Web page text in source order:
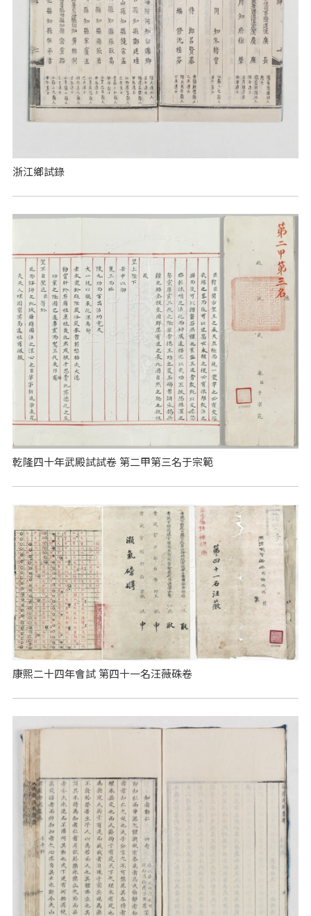
浙江鄉試錄
乾隆四十年武殿試試卷 第二甲第三名于宗範
康熙二十四年會試 第四十一名汪薇硃卷